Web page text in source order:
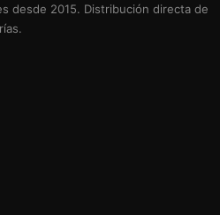
desde 2015. Distribución directa de